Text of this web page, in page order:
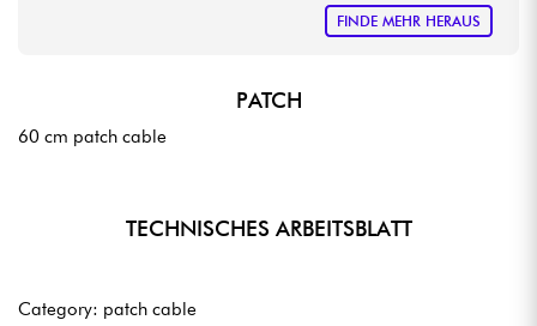
FINDE MEHR HERAUS
PATCH
60 cm patch cable
TECHNISCHES ARBEITSBLATT
Category: patch cable